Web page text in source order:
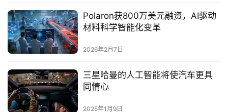
Polaron获800万美元融资，AI驱动
材料科学智能化变革
2026年2月7日
三星哈曼的人工智能将使汽车更具
同情心
2025年1月9日